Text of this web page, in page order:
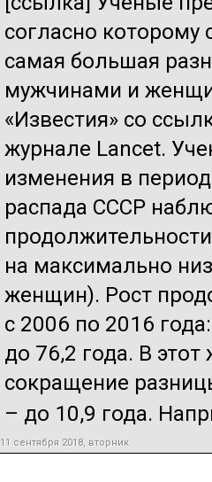
согласно которому
самая большая
мужчинами и
«Известия» со
журнале Lancet.
изменения в
распада СССР
на максимально
женщин). Рост
с 2006 по 2016
до 76,2 года. В
сокращение
– до 10,9 года.
11 сентября 2018, вторник